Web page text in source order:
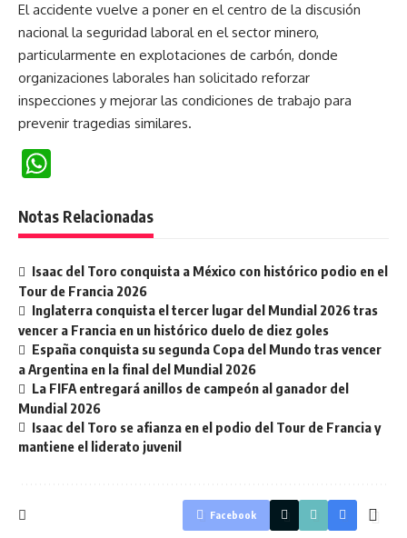
El accidente vuelve a poner en el centro de la discusión
nacional la seguridad laboral en el sector minero,
particularmente en explotaciones de carbón, donde
organizaciones laborales han solicitado reforzar
inspecciones y mejorar las condiciones de trabajo para
prevenir tragedias similares.
Notas Relacionadas
Isaac del Toro conquista a México con histórico podio en el
Tour de Francia 2026
Inglaterra conquista el tercer lugar del Mundial 2026 tras
vencer a Francia en un histórico duelo de diez goles
España conquista su segunda Copa del Mundo tras vencer
a Argentina en la final del Mundial 2026
La FIFA entregará anillos de campeón al ganador del
Mundial 2026
Isaac del Toro se afianza en el podio del Tour de Francia y
mantiene el liderato juvenil
Facebook